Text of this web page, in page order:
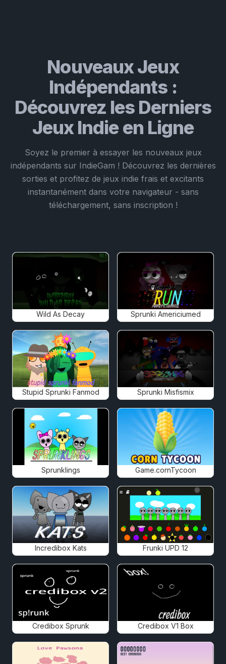
Nouveaux Jeux
Indépendants :
Découvrez les Derniers
Jeux Indie en Ligne
Soyez le premier à essayer les nouveaux jeux
indépendants sur IndieGam ! Découvrez les dernières
sorties et profitez de jeux indie frais et excitants
instantanément dans votre navigateur - sans
téléchargement, sans inscription !
Wild As Decay Sprunki Americiumed
Stupid Sprunki Fanmod Sprunki Misfismix
Sprunklings Game.cornTycoon
Incredibox Kats Frunki UPD 12
Credibox Sprunk Credibox V1 Box